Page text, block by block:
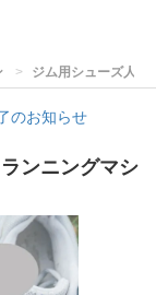
ジム用シューズ人気
のお知らせ
ンニングマシ